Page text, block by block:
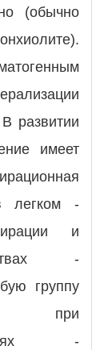
(обычно
развитии
имеет
легком -
и
-
группу
при
-